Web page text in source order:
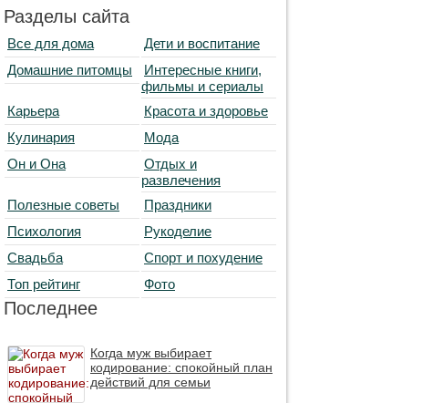
Разделы сайта
Все для дома
Дети и воспитание
Домашние питомцы
Интересные книги,
фильмы и сериалы
Карьера
Красота и здоровье
Кулинария
Мода
Он и Она
Отдых и
развлечения
Полезные советы
Праздники
Психология
Рукоделие
Свадьба
Спорт и похудение
Топ рейтинг
Фото
Последнее
Когда муж выбирает
кодирование: спокойный план
действий для семьи